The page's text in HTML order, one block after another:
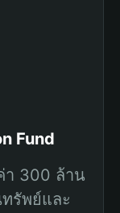
Fund
า 300 ล้าน
รัพย์และ